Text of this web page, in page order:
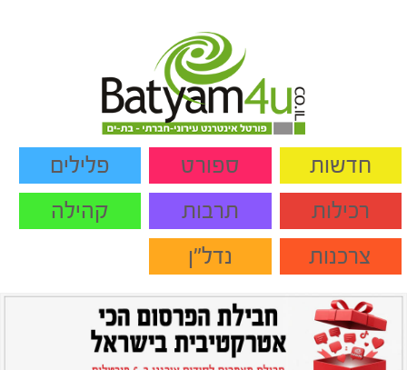
חדשות ספורט
פלילים
רכילות
תרבות
קהילה
צרכנות
נדל"ן